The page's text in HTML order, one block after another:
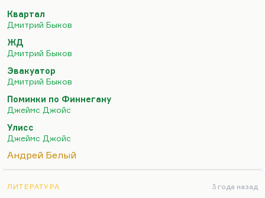
любимый период — с 15 июля по 15 октября, вот
такой ранней осенью,— осуществить. (Может
быть, потому, что этот период сейчас
соответствует моему самоощущению.) Кстати
говоря, спасибо всем, кто присылает
трогательные отчёты о прохождении «Квартала»,
рассказывает о том, как избавился от депрессии,
выгодно женился, уехал за границу и нашёл
работу. Спасибо, братцы! Я знал, что это
действует.
Квартал
Дмитрий Быков
ЖД
Дмитрий Быков
Эвакуатор
Дмитрий Быков
Поминки по Финнегану
Джеймс Джойс
Улисс
Джеймс Джойс
Андрей Белый
ЛИТЕРАТУРА 3 года назад